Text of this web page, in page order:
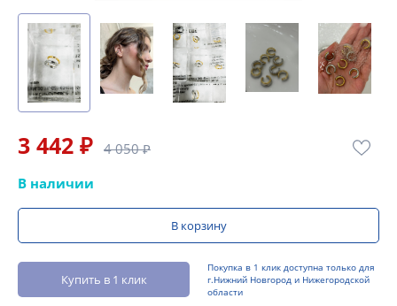
3 442 ₽ 4 050 ₽
В наличии
В корзину
Купить в 1 клик
Покупка в 1 клик доступна только для
г.Нижний Новгород и Нижегородской
области